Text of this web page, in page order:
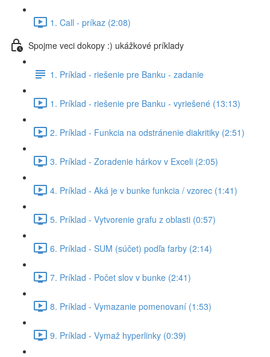
1. Call - príkaz (2:08)
Spojme veci dokopy :) ukážkové príklady
1. Príklad - riešenie pre Banku - zadanie
1. Príklad - riešenie pre Banku - vyriešené (13:13)
2. Príklad - Funkcia na odstránenie diakritiky (2:51)
3. Príklad - Zoradenie hárkov v Exceli (2:05)
4. Príklad - Aká je v bunke funkcia / vzorec (1:41)
5. Príklad - Vytvorenie grafu z oblasti (0:57)
6. Príklad - SUM (súčet) podľa farby (2:14)
7. Príklad - Počet slov v bunke (2:41)
8. Príklad - Vymazanie pomenovaní (1:53)
9. Príklad - Vymaž hyperlinky (0:39)